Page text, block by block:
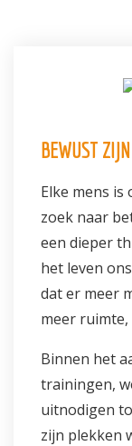
Inschrijven
Contact
BEWUST
Elke mens is
zoek naar
een dieper
het leven
dat er meer
meer ruimte,
Binnen het
trainingen,
uitnodigen
zijn plekken